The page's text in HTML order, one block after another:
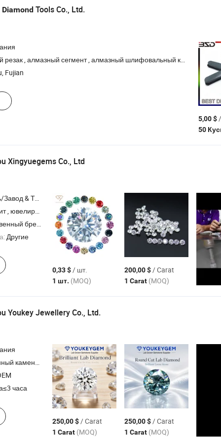
Diamond Tools Co., Ltd.
сегмент , алмазный шлифовальный круг , алмазный полировочный диск , алмазное сверло
Fujian
5,00 $
50
Xingyuegems Co., Ltd
Компания
, ожерелье , лабораторно выращенные драгоценные камни
бренд,ODM,OEM
Другие
0,33 $/ шт.
1 шт. (MOQ)
200,00 $/ Carat
1 Carat (MOQ)
Youkey Jewellery Co., Ltd.
, алмаз HPHT
часа
250,00 $/ Carat
1 Carat (MOQ)
250,00 $/ Carat
1 Carat (MOQ)